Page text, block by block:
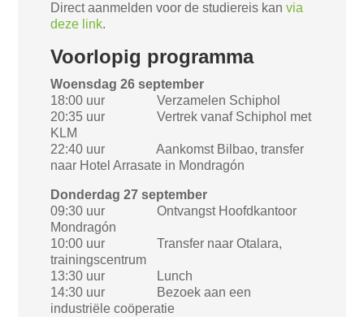
Direct aanmelden voor de studiereis kanvia
deze link.
Voorlopig programma
Woensdag 26 september
18:00 uur Verzamelen Schiphol
20:35 uur Vertrek vanaf Schiphol met
KLM
22:40 uur Aankomst Bilbao, transfer
naar Hotel Arrasate in Mondragón
Donderdag 27 september
09:30 uur Ontvangst Hoofdkantoor
Mondragón
10:00 uur Transfer naar Otalara,
trainingscentrum
13:30 uur Lunch
14:30 uur Bezoek aan een
industriële coöperatie